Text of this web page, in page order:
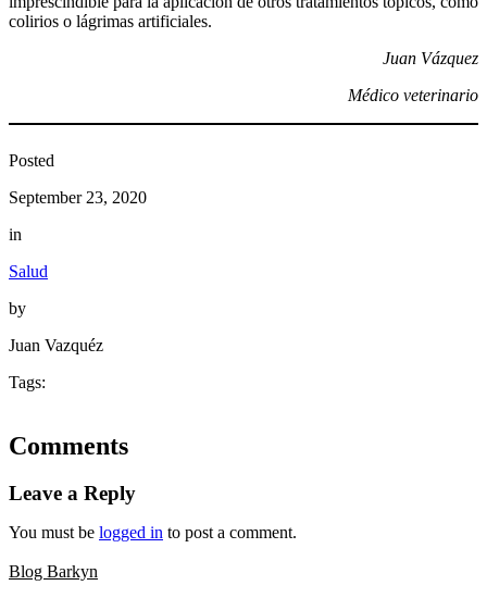
colirios o lágrimas artificiales.
Juan Vázquez
Médico veterinario
Posted
September 23, 2020
in
Salud
by
Juan Vazquéz
Tags:
Comments
Leave a Reply
You must be logged in to post a comment.
Blog Barkyn